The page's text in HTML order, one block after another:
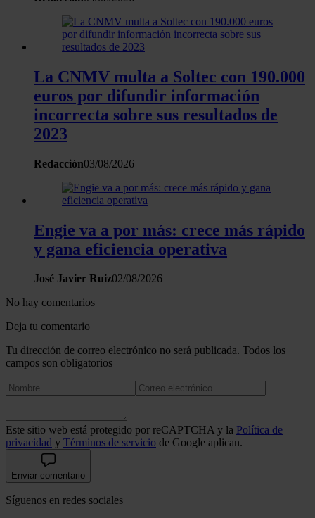
que les haya proporcionado o que hayan recopilado a
partir del uso que haya hecho de sus servicios.
La CNMV multa a Soltec con 190.000
euros por difundir información
incorrecta sobre sus resultados de
2023
Redacción03/08/2026
Engie va a por más: crece más rápido
y gana eficiencia operativa
José Javier Ruiz02/08/2026
No hay comentarios
Deja tu comentario
Tu dirección de correo electrónico no será publicada. Todos los
campos son obligatorios
Este sitio web está protegido por reCAPTCHA y la Política de
privacidad y Términos de servicio de Google aplican.
Enviar comentario
Síguenos en redes sociales